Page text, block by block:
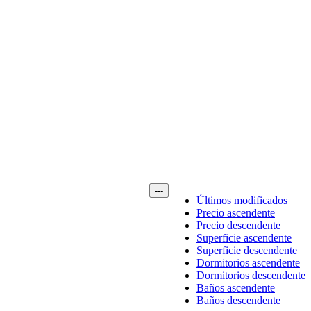
---
Últimos modificados
Precio ascendente
Precio descendente
Superficie ascendente
Superficie descendente
Dormitorios ascendente
Dormitorios descendente
Baños ascendente
Baños descendente